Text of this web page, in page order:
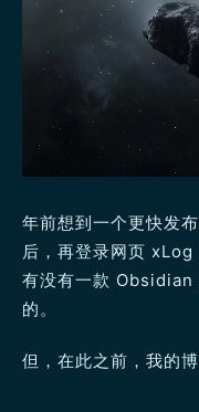
年前想到一个更快发
后，再登录网页 xLog
有没有一款 Obsidian
的。
但，在此之前，我的博